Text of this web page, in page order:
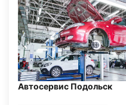
Автосервис Подольск